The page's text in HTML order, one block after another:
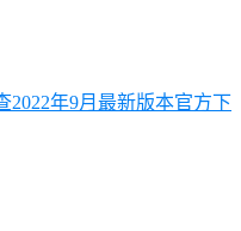
2022年9月最新版本官方下